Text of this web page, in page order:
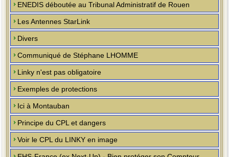
ENEDIS déboutée au Tribunal Administratif de Rouen
Les Antennes StarLink
Divers
Communiqué de Stéphane LHOMME
Linky n'est pas obligatoire
Exemples de protections
Ici à Montauban
Principe du CPL et dangers
Voir le CPL du LINKY en image